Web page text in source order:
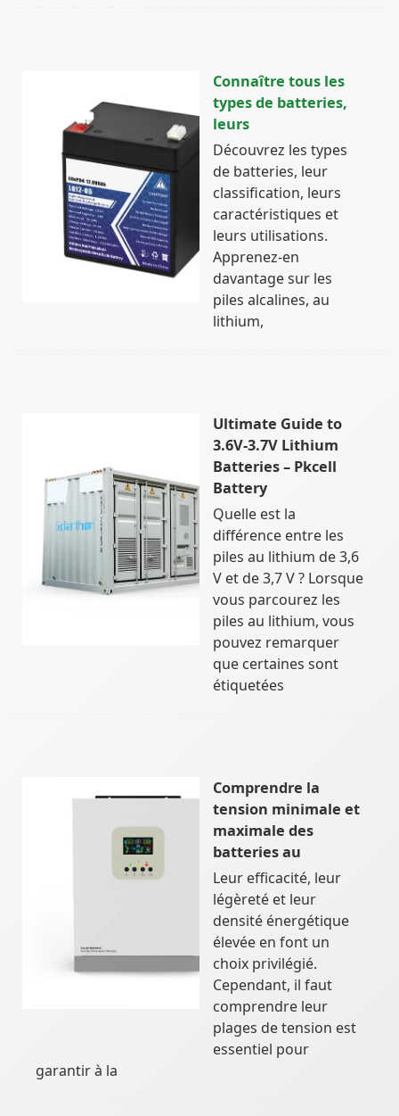
Connaître tous les
types de batteries,
leurs
Découvrez les types
de batteries, leur
classification, leurs
caractéristiques et
leurs utilisations.
Apprenez-en
davantage sur les
piles alcalines, au
lithium,
Ultimate Guide to
3.6V-3.7V Lithium
Batteries – Pkcell
Battery
Quelle est la
différence entre les
piles au lithium de 3,6
V et de 3,7 V ? Lorsque
vous parcourez les
piles au lithium, vous
pouvez remarquer
que certaines sont
étiquetées
Comprendre la
tension minimale et
maximale des
batteries au
Leur efficacité, leur
légèreté et leur
densité énergétique
élevée en font un
choix privilégié.
Cependant, il faut
comprendre leur
plages de tension est
essentiel pour
garantir à la